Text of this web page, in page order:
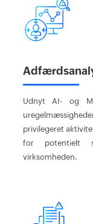
Udnyt AI- og
privilegeret
for potentielt
virksomheden.